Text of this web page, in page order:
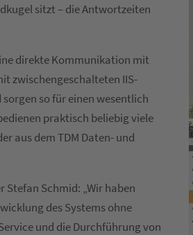
sitzt – die Antwortzeiten
direkte Kommunikation mit
zwischengeschalteten IIS-
so für einen wesentlich
praktisch beliebig viele
aus dem TDM Daten- und
Schmid: „Wir haben
des Systems ohne
und die Durchführung von